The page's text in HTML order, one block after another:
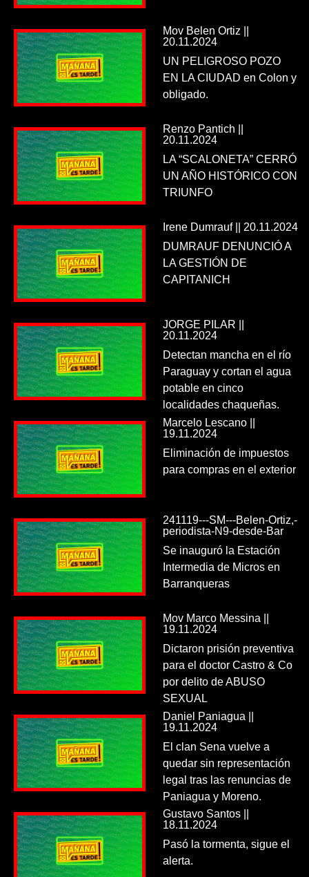
Mov Belen Ortiz ||
20.11.2024
UN PELIGROSO POZO
EN LA CIUDAD en Colon y
obligado.
Renzo Pantich ||
20.11.2024
LA “SCALONETA” CERRÓ
UN AÑO HISTÓRICO CON
TRIUNFO
Irene Dumrauf || 20.11.2024
DUMRAUF DENUNCIÓ A
LA GESTIÓN DE
CAPITANICH
JORGE PILAR ||
20.11.2024
Detectan mancha en el río
Paraguay y cortan el agua
potable en cinco
localidades chaqueñas.
Marcelo Lescano ||
19.11.2024
Eliminación de impuestos
para compras en el exterior
241119---SM---Belen-Ortiz,-
periodista-N9-desde-Bar
Se inauguró la Estación
Intermedia de Micros en
Barranqueras
Mov Marco Messina ||
19.11.2024
Dictaron prisión preventiva
para el doctor Castro & Co
por delito de ABUSO
SEXUAL
Daniel Paniagua ||
19.11.2024
El clan Sena vuelve a
quedar sin representación
legal tras las renuncias de
Paniagua y Moreno.
Gustavo Santos ||
18.11.2024
Pasó la tormenta, sigue el
alerta.